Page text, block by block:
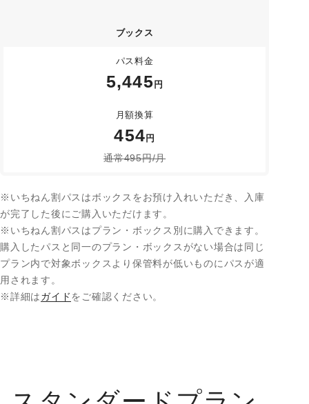
ブックス
パス料金
5,445円
月額換算
454円
通常495円/月
※いちねん割パスはボックスをお預け入れいただき、入庫
が完了した後にご購入いただけます。
※いちねん割パスはプラン・ボックス別に購入できます。
購入したパスと同一のプラン・ボックスがない場合は同じ
プラン内で対象ボックスより保管料が低いものにパスが適
用されます。
※詳細はガイドをご確認ください。